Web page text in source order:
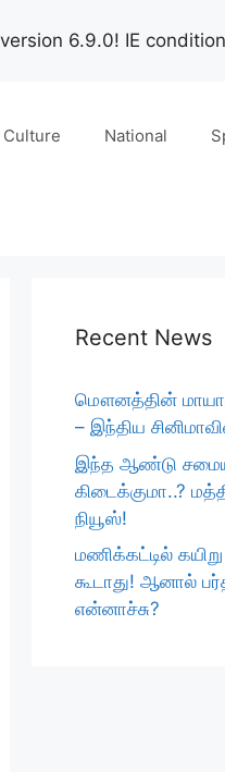
6.9.0! IE
Culture National
Recent News
மௌனத்தின்
– இந்திய
இந்த ஆண்டு
கிடைக்குமா..?
நியூஸ்!
மணிக்கட்டில்
கூடாது! ஆனால்
என்னாச்சு?